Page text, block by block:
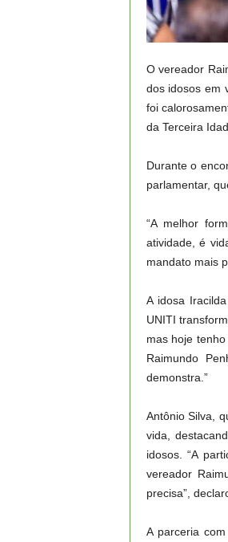
O vereador
dos idosos em
foi
da Terceira
Durante o
parlamentar,
“A melhor
atividade, é
mandato mais
A idosa
UNITI
mas hoje
Raimundo
demonstra.”
Antônio Silva,
vida,
idosos. “A
vereador
precisa”,
A parceria